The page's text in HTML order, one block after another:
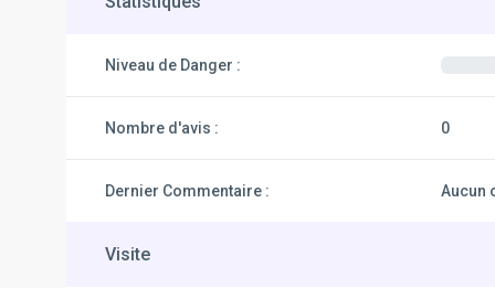
Niveau de Danger :
Nombre d'avis : 0
Dernier Commentaire : Aucun
Visite